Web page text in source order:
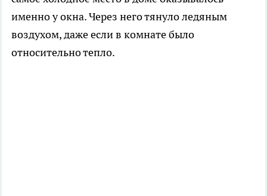
именно у окна. Через него тянуло ледяным
воздухом, даже если в комнате было
относительно тепло.